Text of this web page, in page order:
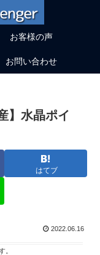
お客様の声
お問い合わせ
】水晶ポイ
はてブ
2022.06.16
。